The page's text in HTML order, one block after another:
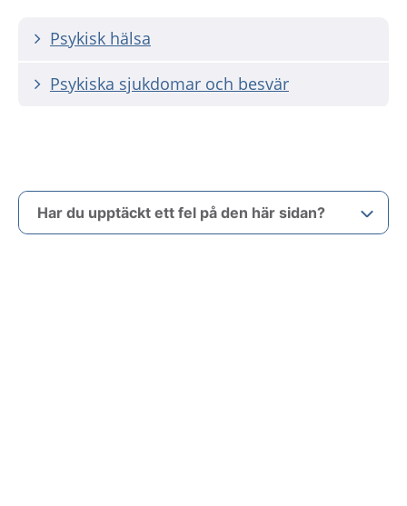
Psykisk hälsa
Psykiska sjukdomar och besvär
Har du upptäckt ett fel på den här sidan?